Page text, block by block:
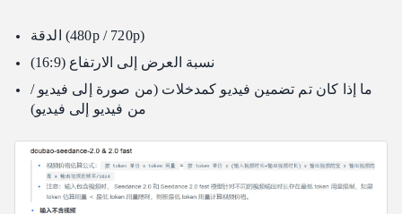
الدقة (480p / 720p)
نسبة العرض إلى الارتفاع (16:9)
ما إذا كان تم تضمين فيديو كمدخلات (من صورة إلى فيديو /
من فيديو إلى فيديو)